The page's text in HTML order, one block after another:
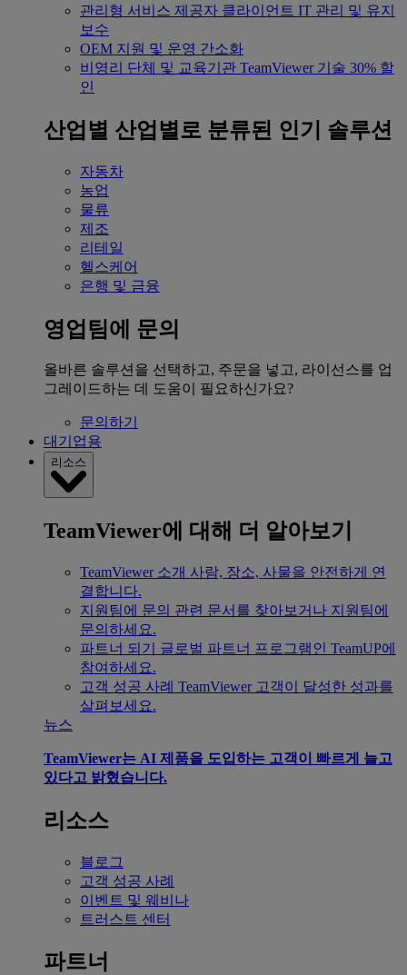
관리형 서비스 제공자 클라이언트 IT 관리 및 유지
보수
OEM 지원 및 운영 간소화
비영리 단체 및 교육기관 TeamViewer 기술 30% 할
인
산업별 산업별로 분류된 인기 솔루션
자동차
농업
물류
제조
리테일
헬스케어
은행 및 금융
영업팀에 문의
올바른 솔루션을 선택하고, 주문을 넣고, 라이선스를 업
그레이드하는 데 도움이 필요하신가요?
문의하기
대기업용
리소스
TeamViewer에 대해 더 알아보기
TeamViewer 소개 사람, 장소, 사물을 안전하게 연
결합니다.
지원팀에 문의 관련 문서를 찾아보거나 지원팀에
문의하세요.
파트너 되기
글로벌 파트너 프로그램인 TeamUP에
참여하세요.
고객 성공 사례 TeamViewer 고객이 달성한 성과를
살펴보세요.
뉴스
TeamViewer는 AI 제품을 도입하는 고객이 빠르게 늘고
있다고 밝혔습니다.
리소스
블로그
고객 성공 사례
이벤트 및 웨비나
트러스트 센터
파트너